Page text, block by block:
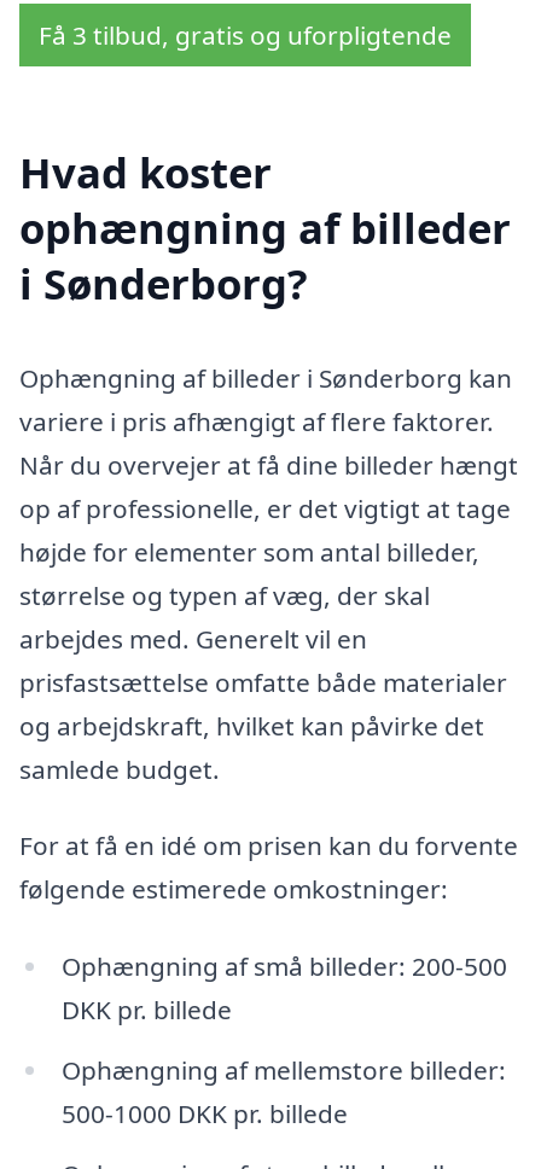
Få 3 tilbud, gratis og uforpligtende
Hvad koster
ophængning af billeder
i Sønderborg?
Ophængning af billeder i Sønderborg kan
variere i pris afhængigt af flere faktorer.
Når du overvejer at få dine billeder hængt
op af professionelle, er det vigtigt at tage
højde for elementer som antal billeder,
størrelse og typen af væg, der skal
arbejdes med. Generelt vil en
prisfastsættelse omfatte både materialer
og arbejdskraft, hvilket kan påvirke det
samlede budget.
For at få en idé om prisen kan du forvente
følgende estimerede omkostninger:
Ophængning af små billeder: 200-500
DKK pr. billede
Ophængning af mellemstore billeder:
500-1000 DKK pr. billede